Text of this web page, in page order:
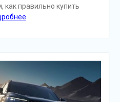
как правильно купить